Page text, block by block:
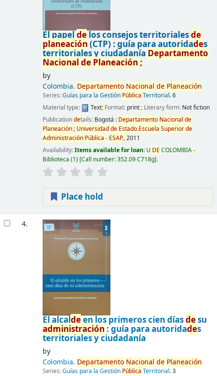
El papel delos consejos territorialesde
planeación (CTP) : guía para autoridades
territoriales y ciudadanía Departamento
Nacional de Planeación ;
by
Colombia. Departamento Nacional de Planeación
Series:Guías para la Gestión Pública Territorial. 6
Material type:
Text;Format: print;Literary form: Not fiction
Publicationdetails: Bogotá : Departamento Nacional de
Planeación; Universidadde Estado.Escuela Superiorde
Administración Pública - ESAP.,2011
Availability:Items available for loan: U DE COLOMBIA-
Biblioteca (1) Call number:352.09 C718g .
Place hold
4.
El alcaldeen los primeros cien díasdesu
administración : guía para autoridades
territoriales y ciudadanía
by
Colombia. Departamento Nacional de Planeación
Series:Guías para la Gestión Pública Territorial. 3